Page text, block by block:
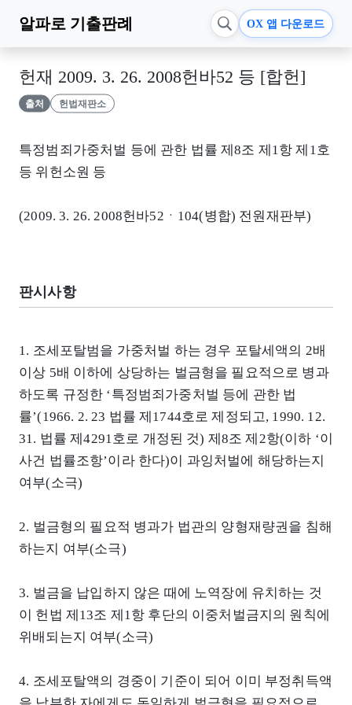
알파로 기출판례 OX 앱 다운로드
헌재 2009. 3. 26. 2008헌바52 등 [합헌]
출처 헌법재판소
특정범죄가중처벌 등에 관한 법률 제8조 제1항 제1호
등 위헌소원 등
(2009. 3. 26. 2008헌바52ㆍ104(병합) 전원재판부)
판시사항
1. 조세포탈범을 가중처벌 하는 경우 포탈세액의 2배
이상 5배 이하에 상당하는 벌금형을 필요적으로 병과
하도록 규정한 ‘특정범죄가중처벌 등에 관한 법
률’(1966. 2. 23 법률 제1744호로 제정되고, 1990. 12.
31. 법률 제4291호로 개정된 것) 제8조 제2항(이하 ‘이
사건 법률조항’이라 한다)이 과잉처벌에 해당하는지
여부(소극)
2. 벌금형의 필요적 병과가 법관의 양형재량권을 침해
하는지 여부(소극)
3. 벌금을 납입하지 않은 때에 노역장에 유치하는 것
이 헌법 제13조 제1항 후단의 이중처벌금지의 원칙에
위배되는지 여부(소극)
4. 조세포탈액의 경중이 기준이 되어 이미 부정취득액